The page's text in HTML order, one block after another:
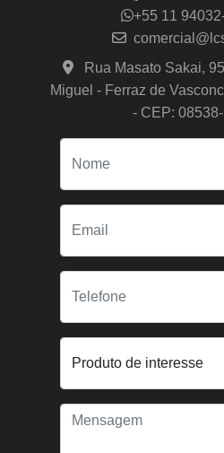
+55 11
Rua Masato Sakai,
Miguel - Ferraz de
- CEP: